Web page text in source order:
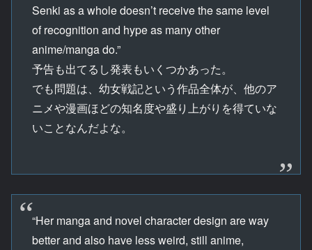
Senki as a whole doesn’t receive the same level
of recognition and hype as many other
anime/manga do.”
予告も出てるし発表もいくつかあった。
でも問題は、幼女戦記という作品全体が、他のア
ニメや漫画ほどの知名度や盛り上がりを得ていな
いことなんだよな。
“Her manga and novel character design are way
better and also have less weird, still anime,